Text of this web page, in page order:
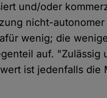
und/oder
nicht-autonomer
wenig; die
auf. "Zulässig
ist jedenfalls die